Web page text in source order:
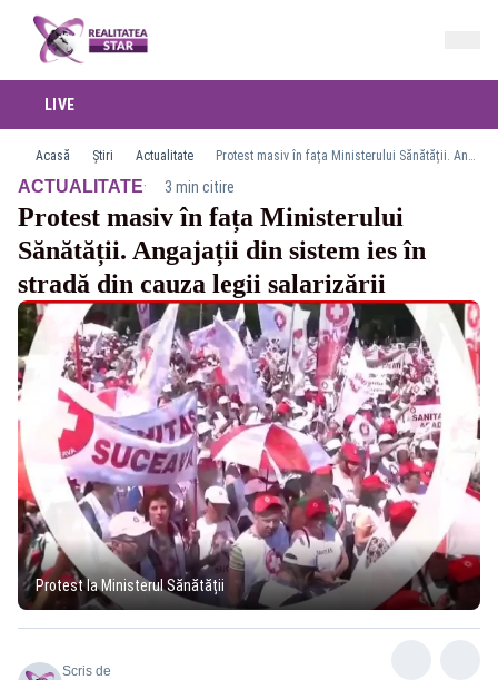
LIVE
Acasă Știri Actualitate Protest masiv în fața Ministerului Sănătății. Angajații din sistem ies în stradă din cauza legii salarizării
ACTUALITATE· 3 min citire
Protest masiv în fața Ministerului
Sănătății. Angajații din sistem ies în
stradă din cauza legii salarizării
Protest la Ministerul Sănătății
Scris de